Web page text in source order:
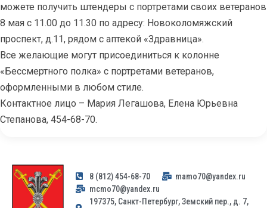
можете получить штендеры с портретами своих ветеранов
8 мая с 11.00 до 11.30 по адресу: Новоколомяжский
проспект, д.11, рядом с аптекой «Здравница».
Все желающие могут присоединиться к колонне
«Бессмертного полка» с портретами ветеранов,
оформленными в любом стиле.
Контактное лицо – Мария Легашова, Елена Юрьевна
Степанова, 454-68-70.
8 (812) 454-68-70
mamo70@yandex.ru
mcmo70@yandex.ru
197375, Санкт-Петербург, Земский пер., д. 7,